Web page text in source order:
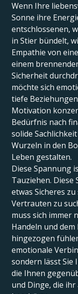
Wenn Ihre
Sonne ihre
entschlossenen,
in Stier bündelt,
Empathie von
einem
Sicherheit
möchte sich
tiefe
Motivation
Bedürfnis nach
solide
Wurzeln in den
Leben gestalten.
Diese Spannung
Tauziehen. Diese
etwas Sicheres zu
Vertrauten zu
muss sich immer
Handeln und dem
hingezogen
emotionale
sondern lässt Sie
die Ihnen
und Dinge, die ihr